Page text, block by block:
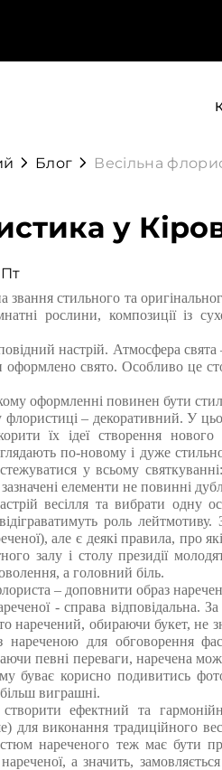
Блог Весільна
у
стильного та
рослини, композиції із
настрій. Атмосфера
свято. Особливо це
оформленні повинен бути
– декоративний. У
їх ідеї створення
по-новому і дуже
у всьому
елементи не повинні
весілля та вибрати одну
роль
але є деякі правила, про
залу і столу президії
а головний біль.
– доповнити образ
- справа відповідальна.
наречений, обираючи букет, не
нареченою для обговорення
певні переваги, наречена
буває корисно подивитись
виграшні.
ефектний та
для виконання традиційного
нареченого теж має бути
а значить,